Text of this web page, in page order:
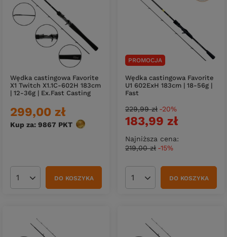
Wędka castingowa Favorite
X1 Twitch X1.1C-602H 183cm
| 12-36g | Ex.Fast Casting
299,00 zł
Kup za: 9867 PKT punktów
Ilość produktówDO KOSZYKA
PROMOCJA
Wędka castingowa Favorite
U1 602ExH 183cm | 18-56g |
Fast
183,99 zł
Najniższa cena:
219,00 zł -15%
229,99 zł -20%
Ilość produktówDO KOSZYKA